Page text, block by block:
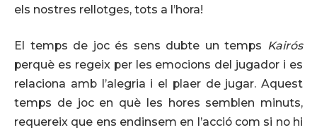
els nostres rellotges, tots a l’hora!
El temps de joc és sens dubte un temps Kairós
perquè es regeix per les emocions del jugador i es
relaciona amb l’alegria i el plaer de jugar. Aquest
temps de joc en què les hores semblen minuts,
requereix que ens endinsem en l’acció com si no hi